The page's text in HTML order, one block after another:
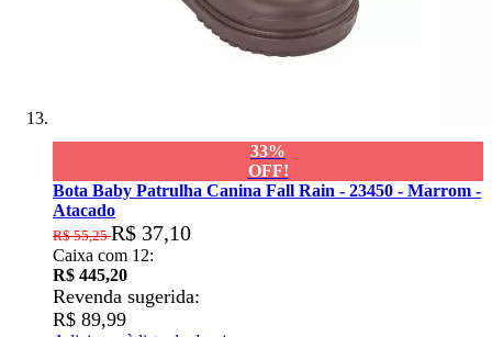
33%
OFF!
Bota Baby Patrulha Canina Fall Rain - 23450 - Marrom -
Atacado
R$ 55,25R$ 37,10
Caixa com 12:
R$ 445,20
Revenda sugerida:
R$ 89,99